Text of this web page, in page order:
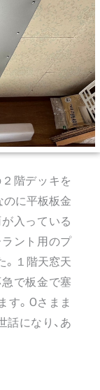
階デッキを
のに平板板金
入っている
ント用のプ
。１階天窓天
で板金で塞
す。Oさまま
話になり、あ